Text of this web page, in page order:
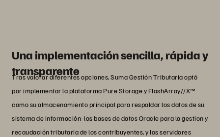
Una implementación sencilla, rápida y
transparente
Tras valorar diferentes opciones, Suma Gestión Tributaria optó
por implementar la plataforma Pure Storage y FlashArray//X™
como su almacenamiento principal para respaldar los datos de su
sistema de información: las bases de datos Oracle para la gestion y
recaudación tributaria de los contribuyentes, y los servidores